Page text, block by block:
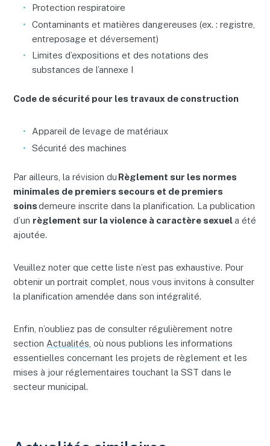
Protection respiratoire
Contaminants et matières dangereuses (ex. : registre,
entreposage et déversement)
Limites d’expositions et des notations des
substances de l’annexe I
Code de sécurité pour les travaux de construction
Appareil de levage de matériaux
Sécurité des machines
Par ailleurs, la révision du Règlement sur les normes
minimales de premiers secours et de premiers
soinsdemeure inscrite dans la planification. La publication
d’un règlement sur la violence à caractère sexuela été
ajoutée.
Veuillez noter que cette liste n’est pas exhaustive. Pour
obtenir un portrait complet, nous vous invitons à consulter
la planification amendée dans son intégralité.
Enfin, n’oubliez pas de consulter régulièrement notre
section Actualités , où nous publions les informations
essentielles concernant les projets de règlement et les
mises à jour réglementaires touchant la SST dans le
secteur municipal.